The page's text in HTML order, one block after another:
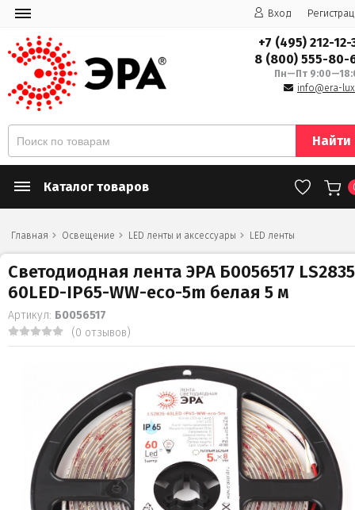
Вход
+7 (495) 212-12-
8 (800) 555-80-
Пн—Пт
info@era-
Найти
Каталог товаров
Главная Освещение LED ленты и аксессуары LED ленты
Светодиодная лента ЭРА Б0056517
60LED-IP65-WW-eco-5m белая 5 м
Артикул: Б0056517
(0 отзывов)